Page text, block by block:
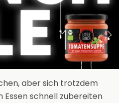
aber sich trotzdem
schnell zubereiten